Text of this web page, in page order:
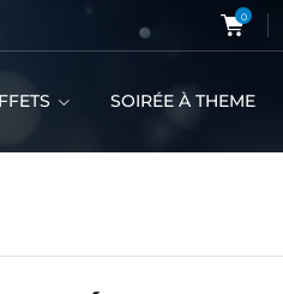
0
SOIRÉE À THEME